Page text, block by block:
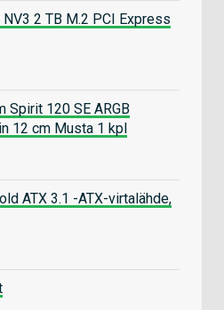
2 TB M.2 PCI Express
Spirit 120 SE ARGB
12 cm Musta 1 kpl
ATX 3.1 -ATX-virtalähde,